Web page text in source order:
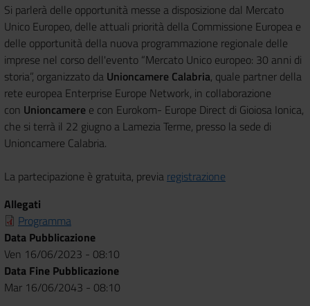
Si parlerà delle opportunità messe a disposizione dal Mercato
Unico Europeo, delle attuali priorità della Commissione Europea e
delle opportunità della nuova programmazione regionale delle
imprese nel corso dell'evento “Mercato Unico europeo: 30 anni di
storia”, organizzato da Unioncamere Calabria, quale partner della
rete europea Enterprise Europe Network, in collaborazione
con Unioncamere e con Eurokom- Europe Direct di Gioiosa Ionica,
che si terrà il 22 giugno a Lamezia Terme, presso la sede di
Unioncamere Calabria.
La partecipazione è gratuita, previa registrazione
Allegati
Programma
Data Pubblicazione
Ven 16/06/2023 - 08:10
Data Fine Pubblicazione
Mar 16/06/2043 - 08:10